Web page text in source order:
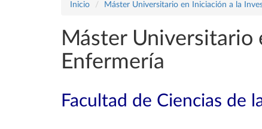
Inicio Máster Universitario en Iniciación a la
Máster Universitario
Enfermería
Facultad de Ciencias de